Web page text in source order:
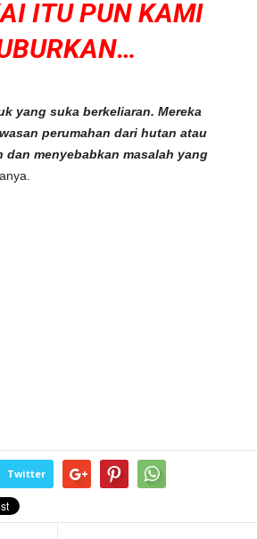
ITU PUN KAMI
yang suka berkeliaran. Mereka
perumahan dari hutan atau
dan menyebabkan masalah yang
Twitter